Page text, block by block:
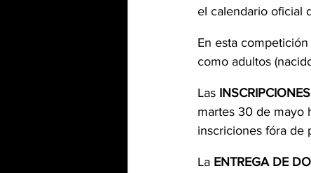
el calendario oficial
En esta
como adultos
Las INSCRIPCIONES
martes 30 de mayo
inscriciones fóra de
La ENTREGA DE